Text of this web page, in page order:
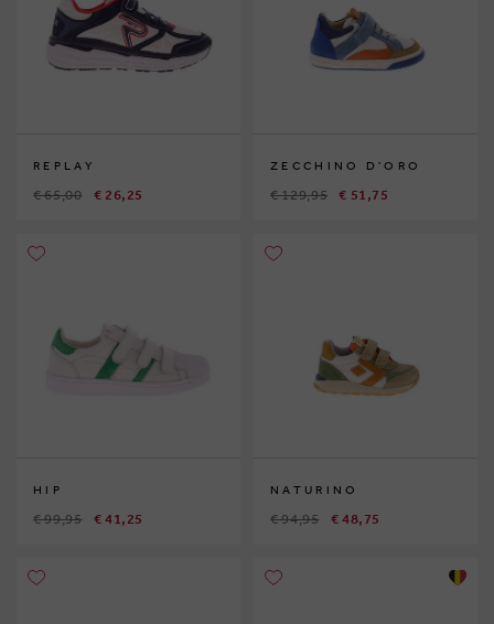
REPLAY
€ 65,00 € 26,25
ZECCHINO D'ORO
€ 129,95 € 51,75
HIP
€ 99,95 € 41,25
NATURINO
€ 94,95 € 48,75